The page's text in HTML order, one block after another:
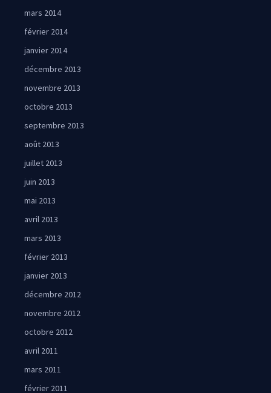
mars 2014
février 2014
janvier 2014
décembre 2013
novembre 2013
octobre 2013
septembre 2013
août 2013
juillet 2013
juin 2013
mai 2013
avril 2013
mars 2013
février 2013
janvier 2013
décembre 2012
novembre 2012
octobre 2012
avril 2011
mars 2011
février 2011